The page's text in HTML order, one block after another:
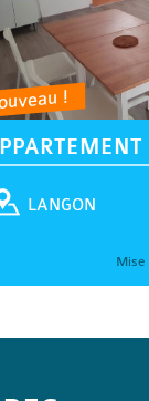
!
LANGON
Mise